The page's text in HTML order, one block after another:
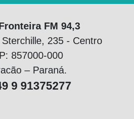
FM 94,3
235 - Centro
857000-000
– Paraná.
9 91375277